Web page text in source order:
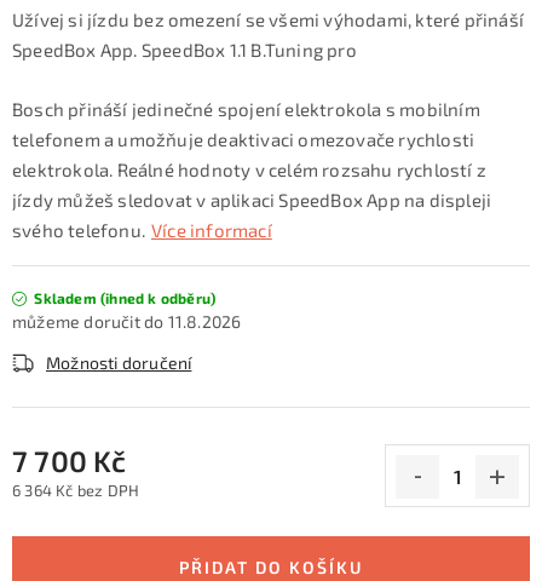
Užívej si jízdu bez omezení se všemi výhodami, které přináší
SpeedBox App. SpeedBox 1.1 B.Tuning pro
Bosch přináší jedinečné spojení elektrokola s mobilním
telefonem a umožňuje deaktivaci omezovače rychlosti
elektrokola. Reálné hodnoty v celém rozsahu rychlostí z
jízdy můžeš sledovat v aplikaci SpeedBox App na displeji
svého telefonu. Více informací
Skladem (ihned k odběru)
11.8.2026
Možnosti doručení
7 700 Kč
6 364 Kč bez DPH
PŘIDAT DO KOŠÍKU